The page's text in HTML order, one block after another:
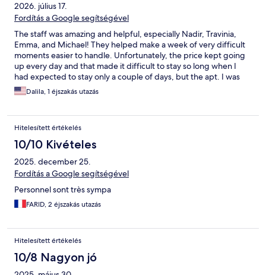
2026. július 17.
Fordítás a Google segítségével
The staff was amazing and helpful, especially Nadir, Travinia,
Emma, and Michael! They helped make a week of very difficult
moments easier to handle. Unfortunately, the price kept going
up every day and that made it difficult to stay so long when I
had expected to stay only a couple of days, but the apt. I was
waiting for took a long time to materialize. But the bed was
comfortable and there was some food available all night which
distance from Nice Center although the tram was not too far to
walk but I have difficulty walking. I was also informed that a
senior lady such as myself should not walk to the tram at night
unaccompanied, so I was unable to stay in the Center after dark.
I was told it was fine for younger people or walking in groups.
Dalila, 1 éjszakás utazás
Hitelesített értékelés
10/10 Kivételes
2025. december 25.
Fordítás a Google segítségével
Personnel sont très sympa
FARID, 2 éjszakás utazás
Hitelesített értékelés
10/8 Nagyon jó